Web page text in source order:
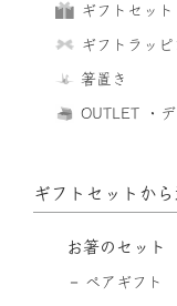
ギフトセット
ギフトラッピ
箸置き
OUTLET ・
ギフトセットか
お箸のセット
ペアギフト